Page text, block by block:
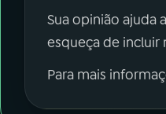
Sua opinião ajuda
esqueça de incluir
Para mais